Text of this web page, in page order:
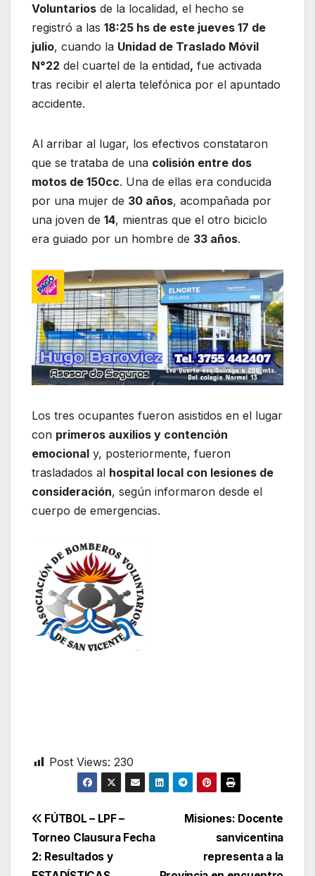
Voluntarios de la localidad, el hecho se
registró a las 18:25 hs de este jueves 17 de
julio, cuando la Unidad de Traslado Móvil
N°22 del cuartel de la entidad, fue activada
tras recibir el alerta telefónica por el apuntado
accidente.
Al arribar al lugar, los efectivos constataron
que se trataba de una colisión entre dos
motos de 150cc. Una de ellas era conducida
por una mujer de 30 años, acompañada por
una joven de 14, mientras que el otro biciclo
era guiado por un hombre de 33 años.
Los tres ocupantes fueron asistidos en el lugar
con primeros auxilios y contención
emocional y, posteriormente, fueron
trasladados al hospital local con lesiones de
consideración, según informaron desde el
cuerpo de emergencias.
Post Views: 230
Navegación
de
Misiones: Docente
sanvicentina
representa a la
FÚTBOL – LPF –
Torneo Clausura Fecha
2: Resultados y